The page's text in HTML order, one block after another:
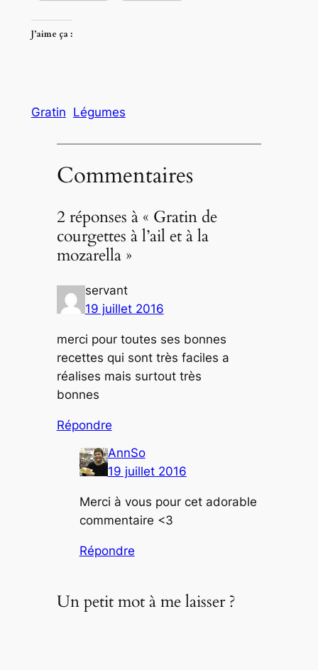
J’aime ça :
Gratin Légumes
Commentaires
2 réponses à « Gratin de
courgettes à l’ail et à la
mozarella »
servant
19 juillet 2016
merci pour toutes ses bonnes
recettes qui sont très faciles a
réalises mais surtout très
bonnes
Répondre
AnnSo
19 juillet 2016
Merci à vous pour cet adorable
commentaire <3
Répondre
Un petit mot à me laisser ?